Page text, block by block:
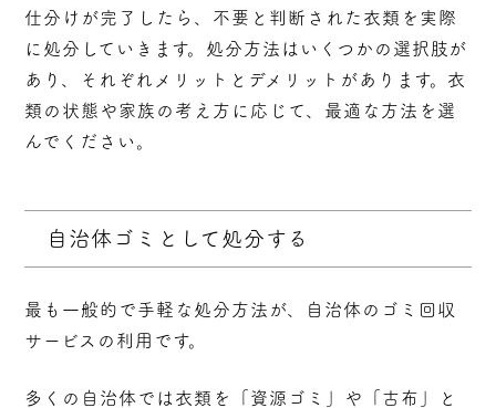
仕分けが完了したら、不要と判断された衣類を実際
に処分していきます。処分方法はいくつかの選択肢が
あり、それぞれメリットとデメリットがあります。衣
類の状態や家族の考え方に応じて、最適な方法を選
んでください。
自治体ゴミとして処分する
最も一般的で手軽な処分方法が、自治体のゴミ回収
サービスの利用です。
多くの自治体では衣類を「資源ゴミ」や「古布」と